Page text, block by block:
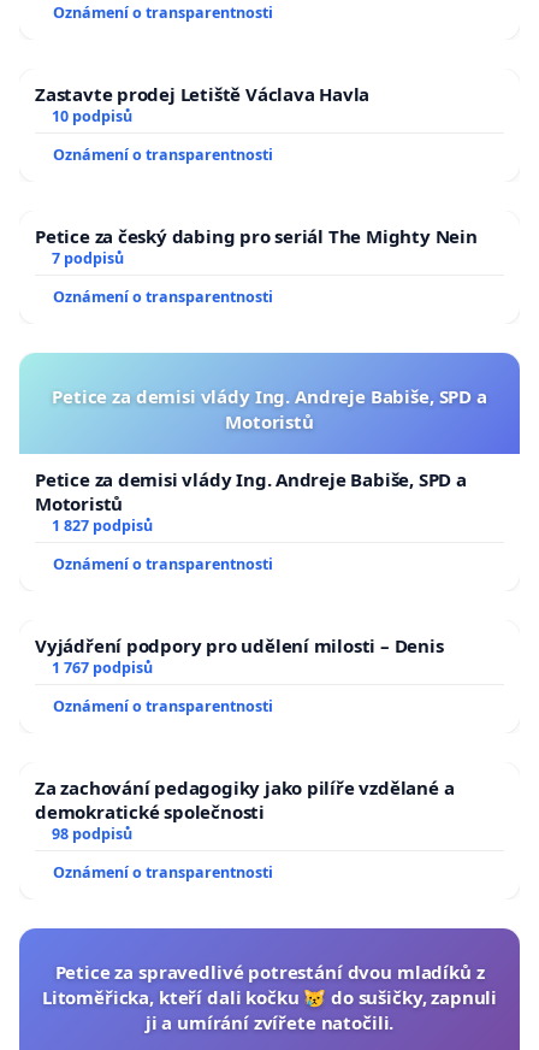
Oznámení o transparentnosti
Zastavte prodej Letiště Václava Havla
10 podpisů
Oznámení o transparentnosti
Petice za český dabing pro seriál The Mighty Nein
7 podpisů
Oznámení o transparentnosti
Petice za demisi vlády Ing. Andreje Babiše, SPD a
Motoristů
Petice za demisi vlády Ing. Andreje Babiše, SPD a
Motoristů
1 827 podpisů
Oznámení o transparentnosti
Vyjádření podpory pro udělení milosti – Denis
1 767 podpisů
Oznámení o transparentnosti
Za zachování pedagogiky jako pilíře vzdělané a
demokratické společnosti
98 podpisů
Oznámení o transparentnosti
Petice za spravedlivé potrestání dvou mladíků z
Litoměřicka, kteří dali kočku 😿 do sušičky, zapnuli
ji a umírání zvířete natočili.